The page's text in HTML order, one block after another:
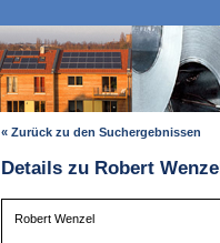
« Zurück zu den Suchergebnissen
Details zu Robert Wenzel
Robert Wenzel